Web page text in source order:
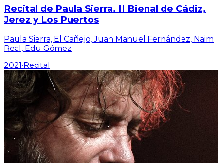
Recital de Paula Sierra. II Bienal de Cádiz,
Jerez y Los Puertos
Paula Sierra, El Cañejo, Juan Manuel Fernández, Naim
Real, Edu Gómez
2021·Recital